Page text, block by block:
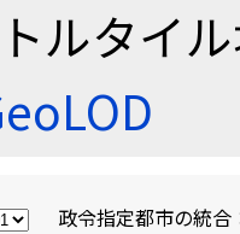
ルタイ
政令指定都市の統